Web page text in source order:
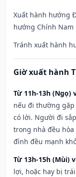
Xuất hành hướng
hướng Chính Nam
Tránh xuất hành
Giờ xuất hành
Từ 11h-13h (Ngọ)
nếu đi thường gặp
có lời. Người đi
trong nhà đều
đình đều mạnh
Từ 13h-15h (Mùi)
lợi, hoặc hay bị